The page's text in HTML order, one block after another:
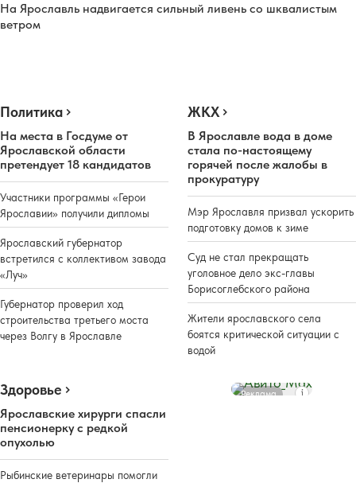
На Ярославль надвигается сильный ливень со шквалистым
ветром
Политика
На места в Госдуме от
Ярославской области
претендует 18 кандидатов
Участники программы «Герои
Ярославии» получили дипломы
Ярославский губернатор
встретился с коллективом завода
«Луч»
Губернатор проверил ход
строительства третьего моста
через Волгу в Ярославле
ЖКХ
В Ярославле вода в доме
стала по-настоящему
горячей после жалобы в
прокуратуру
Мэр Ярославля призвал ускорить
подготовку домов к зиме
Суд не стал прекращать
уголовное дело экс-главы
Борисоглебского района
Жители ярославского села
боятся критической ситуации с
водой
Здоровье
Ярославские хирурги спасли
пенсионерку с редкой
опухолью
Рыбинские ветеринары помогли
Реклама